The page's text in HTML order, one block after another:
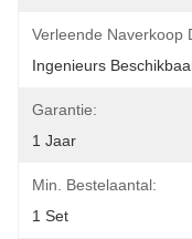
Verleende Naverkoop
Ingenieurs
Garantie:
1 Jaar
Min. Bestelaantal:
1 Set